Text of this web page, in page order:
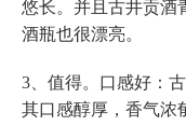
悠长。并且古井贡酒
酒瓶也很漂亮。
3、值得。口感好：
其口感醇厚，香气浓